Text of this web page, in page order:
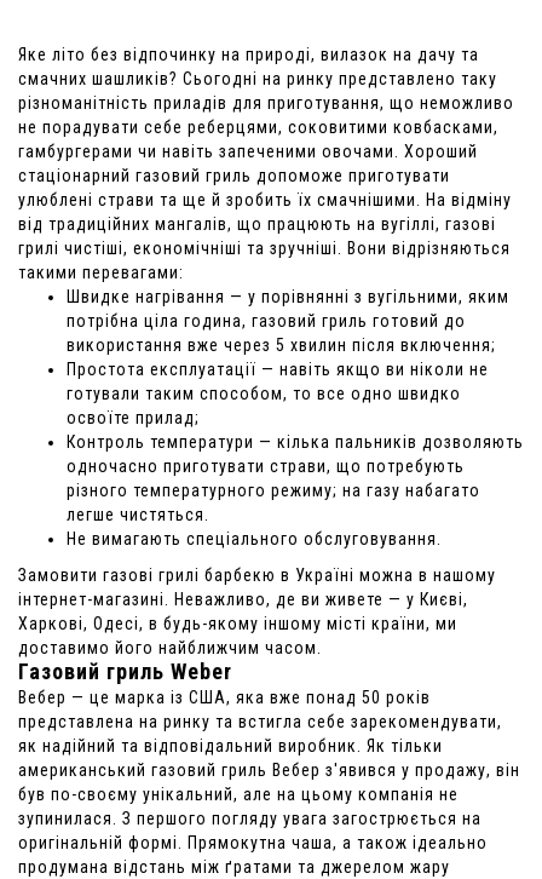
Яке літо без відпочинку на природі, вилазок на дачу та
смачних шашликів? Сьогодні на ринку представлено таку
різноманітність приладів для приготування, що неможливо
не порадувати себе реберцями, соковитими ковбасками,
гамбургерами чи навіть запеченими овочами. Хороший
стаціонарний газовий гриль допоможе приготувати
улюблені страви та ще й зробить їх смачнішими. На відміну
від традиційних мангалів, що працюють на вугіллі, газові
грилі чистіші, економічніші та зручніші. Вони відрізняються
такими перевагами:
Швидке нагрівання — у порівнянні з вугільними, яким
потрібна ціла година, газовий гриль готовий до
використання вже через 5 хвилин після включення;
Простота експлуатації — навіть якщо ви ніколи не
готували таким способом, то все одно швидко
освоїте прилад;
Контроль температури — кілька пальників дозволяють
одночасно приготувати страви, що потребують
різного температурного режиму; на газу набагато
легше чистяться.
Не вимагають спеціального обслуговування.
Замовити газові грилі барбекю в Україні можна в нашому
інтернет-магазині. Неважливо, де ви живете — у Києві,
Харкові, Одесі, в будь-якому іншому місті країни, ми
доставимо його найближчим часом.
Газовий гриль Weber
Вебер — це марка із США, яка вже понад 50 років
представлена на ринку та встигла себе зарекомендувати,
як надійний та відповідальний виробник. Як тільки
американський газовий гриль Вебер з'явився у продажу, він
був по-своєму унікальний, але на цьому компанія не
зупинилася. З першого погляду увага загострюється на
оригінальній формі. Прямокутна чаша, а також ідеально
продумана відстань між ґратами та джерелом жару